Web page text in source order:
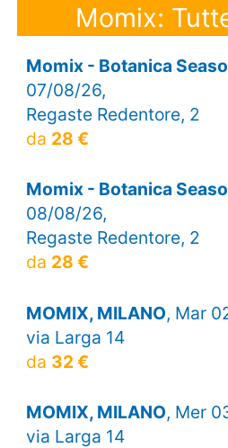
Momix:
Momix - Botanica
07/08/26,
Regaste Redentore, 2
da 28 €
Momix - Botanica
08/08/26,
Regaste Redentore, 2
da 28 €
MOMIX, MILANO, Mar
via Larga 14
da 32 €
MOMIX, MILANO, Mer
via Larga 14